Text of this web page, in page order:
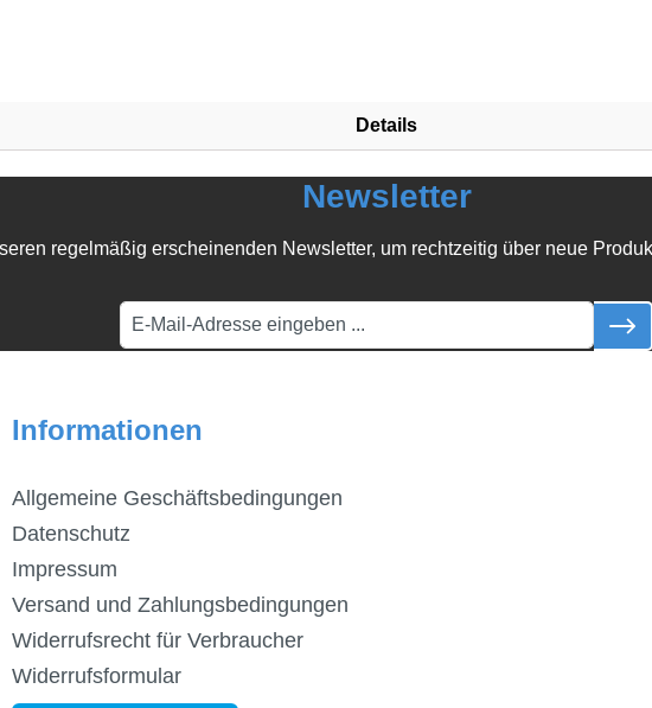
Details
Newsletter
regelmäßig erscheinenden Newsletter, um rechtzeitig über neue
Informationen
Allgemeine Geschäftsbedingungen
Datenschutz
Impressum
Versand und Zahlungsbedingungen
Widerrufsrecht für Verbraucher
Widerrufsformular